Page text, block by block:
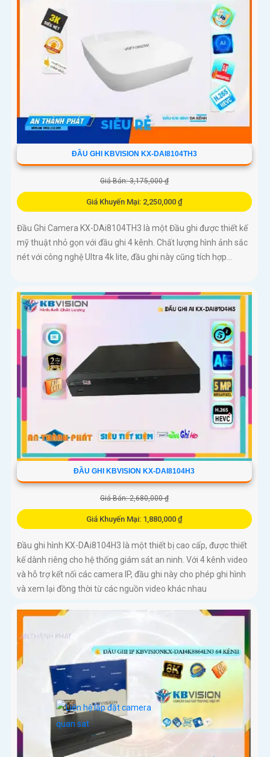
ĐẦU GHI KBVISION KX-DAI8104TH3
Giá Bán: 3,175,000 ₫
Giá Khuyến Mại: 2,250,000 ₫
Đầu Ghi Camera KX-DAi8104TH3 là một Đầu ghi được thiết kế
mỹ thuật nhỏ gọn với đầu ghi 4 kênh. Chất lượng hình ảnh sắc
nét với công nghệ Ultra 4k lite, đầu ghi này cũng tích hợp...
ĐẦU GHI KBVISION KX-DAI8104H3
Giá Bán: 2,680,000 ₫
Giá Khuyến Mại: 1,880,000 ₫
Đầu ghi hình KX-DAi8104H3 là một thiết bị cao cấp, được thiết
kế dành riêng cho hệ thống giám sát an ninh. Với 4 kênh video
và hỗ trợ kết nối các camera IP, đầu ghi này cho phép ghi hình
và xem lại đồng thời từ các nguồn video khác nhau